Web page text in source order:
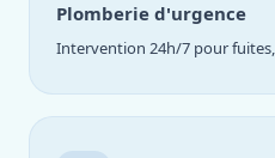
Plomberie d'urgence
Intervention 24h/7 pour